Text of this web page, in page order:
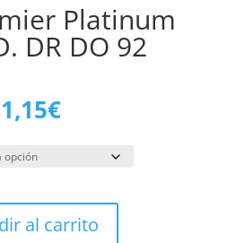
Platinum
DR DO 92
€El
precio
actual
al carrito